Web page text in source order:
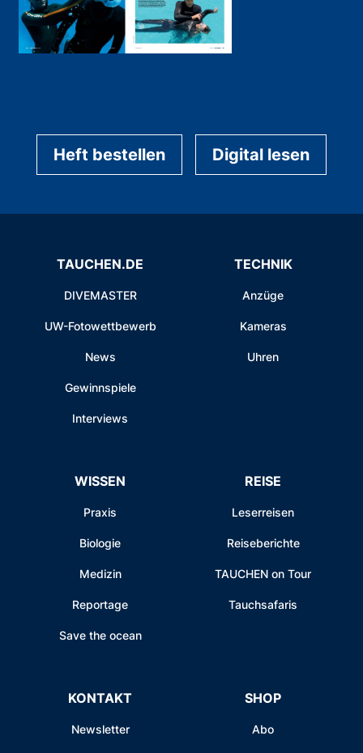
Heft bestellen Digital lesen
TAUCHEN.DE
DIVEMASTER
UW-Fotowettbewerb
News
Gewinnspiele
Interviews
TECHNIK
Anzüge
Kameras
Uhren
WISSEN
Praxis
Biologie
Medizin
Reportage
Save the ocean
REISE
Leserreisen
Reiseberichte
TAUCHEN on Tour
Tauchsafaris
KONTAKT
Newsletter
SHOP
Abo